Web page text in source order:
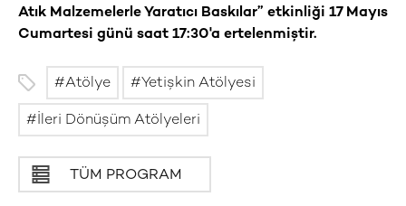
Atık Malzemelerle Yaratıcı Baskılar” etkinliği 17 Mayıs
Cumartesi günü saat 17:30'a ertelenmiştir.
Atölye Yetişkin Atölyesi
İleri Dönüşüm Atölyeleri
TÜM PROGRAM